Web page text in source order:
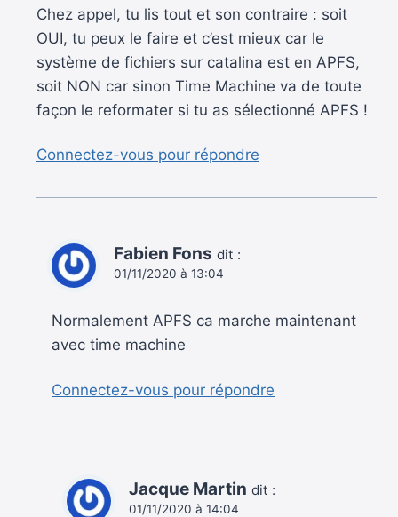
Chez appel, tu lis tout et son contraire : soit
OUI, tu peux le faire et c’est mieux car le
système de fichiers sur catalina est en APFS,
soit NON car sinon Time Machine va de toute
façon le reformater si tu as sélectionné APFS !
Connectez-vous pour répondre
Fabien Fons dit :
01/11/2020 à 13:04
Normalement APFS ca marche maintenant
avec time machine
Connectez-vous pour répondre
Jacque Martin dit :
01/11/2020 à 14:04